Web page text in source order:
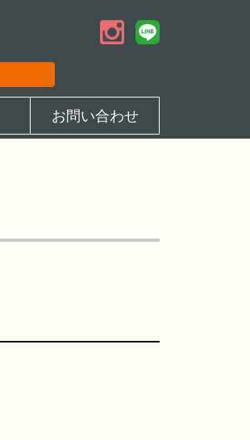
お問い合わせ